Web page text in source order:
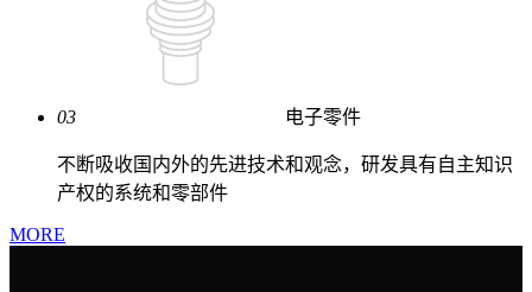
03 电子零件
不断吸收国内外的先进技术和观念，研发具有自主知识
产权的系统和零部件
MORE